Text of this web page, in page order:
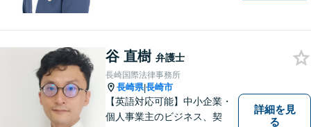
い。各種専門家と連携し、ス
ムーズな解決を目指します。
谷 直樹 弁護士
長崎国際法律事務所
長崎県|長崎市
【英語対応可能】中小企業・
個人事業主のビジネス、契
詳細を見
る